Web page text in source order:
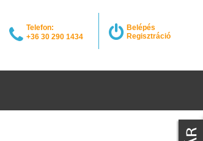
Belépés
Regisztráció
Telefon:
+36 30 290 1434